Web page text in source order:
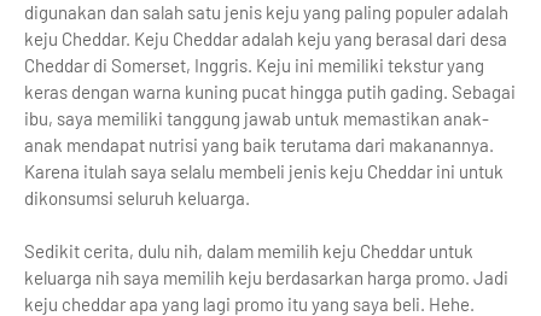
digunakan dan salah satu jenis keju yang paling populer adalah
keju Cheddar. Keju Cheddar adalah keju yang berasal dari desa
Cheddar di Somerset, Inggris. Keju ini memiliki tekstur yang
keras dengan warna kuning pucat hingga putih gading. Sebagai
ibu, saya memiliki tanggung jawab untuk memastikan anak-
anak mendapat nutrisi yang baik terutama dari makanannya.
Karena itulah saya selalu membeli jenis keju Cheddar ini untuk
dikonsumsi seluruh keluarga.
Sedikit cerita, dulu nih, dalam memilih keju Cheddar untuk
keluarga nih saya memilih keju berdasarkan harga promo. Jadi
keju cheddar apa yang lagi promo itu yang saya beli. Hehe.